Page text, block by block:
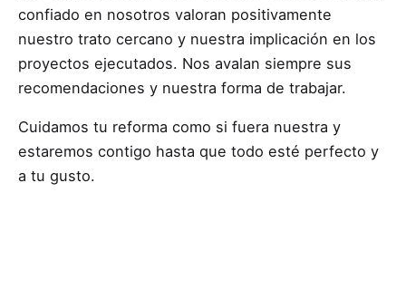
confiado en nosotros valoran positivamente
nuestro trato cercano y nuestra implicación en los
proyectos ejecutados. Nos avalan siempre sus
recomendaciones y nuestra forma de trabajar.
Cuidamos tu reforma como si fuera nuestra y
estaremos contigo hasta que todo esté perfecto y
a tu gusto.